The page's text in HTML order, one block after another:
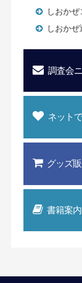
しおかぜ
しおかぜ
調査会
ネット
グッズ
書籍案内